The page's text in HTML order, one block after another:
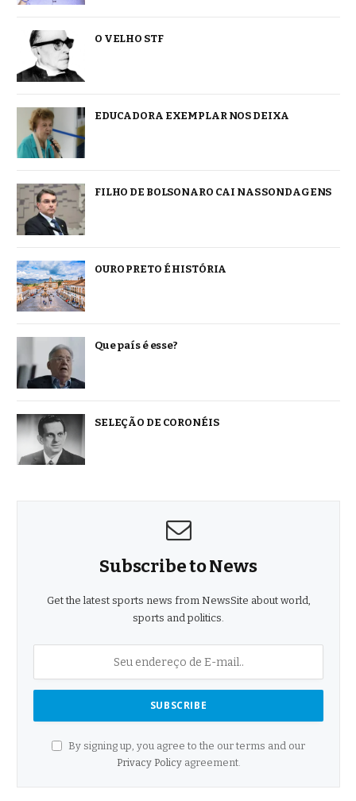
O VELHO STF
EDUCADORA EXEMPLAR NOS DEIXA
FILHO DE BOLSONARO CAI NAS SONDAGENS
OURO PRETO É HISTÓRIA
Que país é esse?
SELEÇÃO DE CORONÉIS
Subscribe to News
Get the latest sports news from NewsSite about world,
sports and politics.
By signing up, you agree to the our terms and our
Privacy Policyagreement.